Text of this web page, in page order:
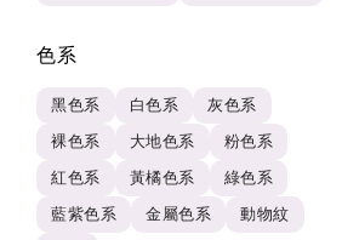
色系
黑色系 白色系
灰色系
裸色系
大地色系
粉色系
紅色系
黃橘色系
綠色系
藍紫色系
金屬色系 動物紋